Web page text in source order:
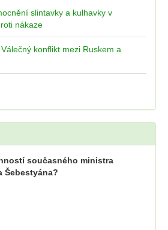
slintavky a kulhavky v
nákaze
konflikt mezi Ruskem a
současného ministra
Šebestyána?